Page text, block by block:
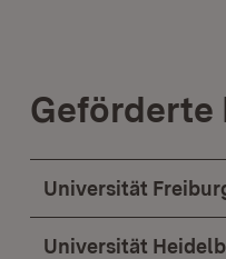
Geförderte
Universität
Universität